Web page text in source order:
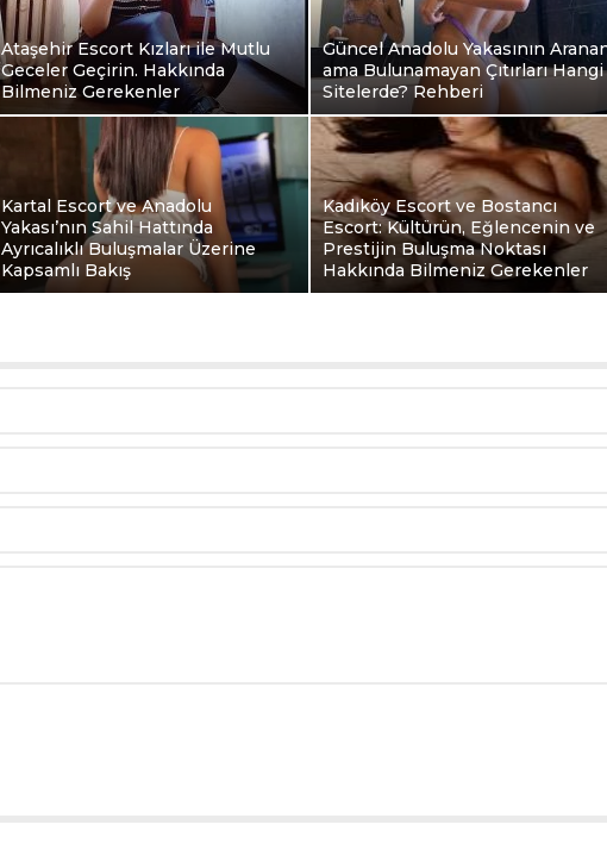
Ataşehir Escort Kızları ile Mutlu
Geceler Geçirin. Hakkında
Bilmeniz Gerekenler
Güncel Anadolu Yakasının
ama Bulunamayan Çıtırları Hangi
Sitelerde? Rehberi
Kartal Escort ve Anadolu
Yakası’nın Sahil Hattında
Ayrıcalıklı Buluşmalar Üzerine
Kapsamlı Bakış
Kadıköy Escort ve Bostancı
Escort: Kültürün, Eğlencenin ve
Prestijin Buluşma Noktası
Hakkında Bilmeniz Gerekenler